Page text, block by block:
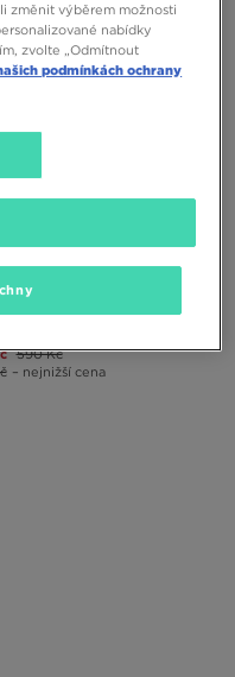
SUNKISSED SANDAL
590 Kč
– nejnižší cena
změnit výběrem možnosti
nabídky
zvolte „Odmítnout
podmínkách ochrany